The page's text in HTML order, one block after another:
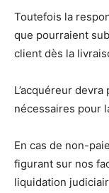
Toutefois la
que pourraient
client dès la
L’acquéreur
nécessaires pour
En cas de non-
figurant sur nos
liquidation